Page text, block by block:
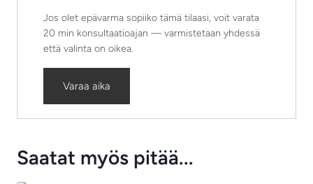
Jos olet epävarma sopiiko tämä tilaasi, voit varata
20 min konsultaatioajan — varmistetaan yhdessä
että valinta on oikea.
Varaa aika
Saatat myös pitää...